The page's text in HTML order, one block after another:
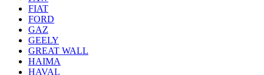
FIAT
FORD
GAZ
GEELY
GREAT WALL
HAIMA
HAVAL